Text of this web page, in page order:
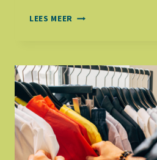
LEES MEER CHECKOUT